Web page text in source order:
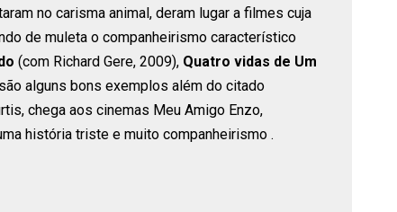
no carisma animal, deram lugar a filmes cuja
de muleta o companheirismo característico
(com Richard Gere, 2009), Quatro vidas de Um
alguns bons exemplos além do citado
chega aos cinemas Meu Amigo Enzo,
história triste e muito companheirismo .